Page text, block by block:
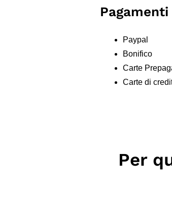
Paypal
Bonifico
Carte
Carte di
Per